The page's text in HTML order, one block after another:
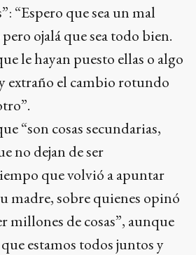
“Espero que sea un mal
ojalá que sea todo bien.
le hayan puesto ellas o algo
extraño el cambio rotundo
“son cosas secundarias,
no dejan de ser
que volvió a apuntar
madre, sobre quienes opinó
millones de cosas”, aunque
estamos todos juntos y